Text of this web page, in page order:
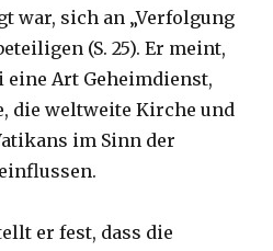
war, sich an „Verfolgung
(S. 25). Er meint,
eine Art Geheimdienst,
die weltweite Kirche und
im Sinn der
er fest, dass die